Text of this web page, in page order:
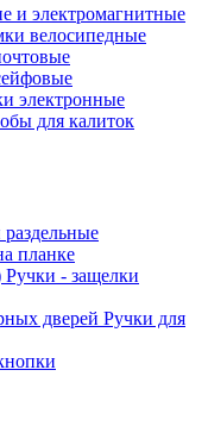
и электромагнитные
велосипедные
электронные
для калиток
планке
Ручки - защелки
Ручки для